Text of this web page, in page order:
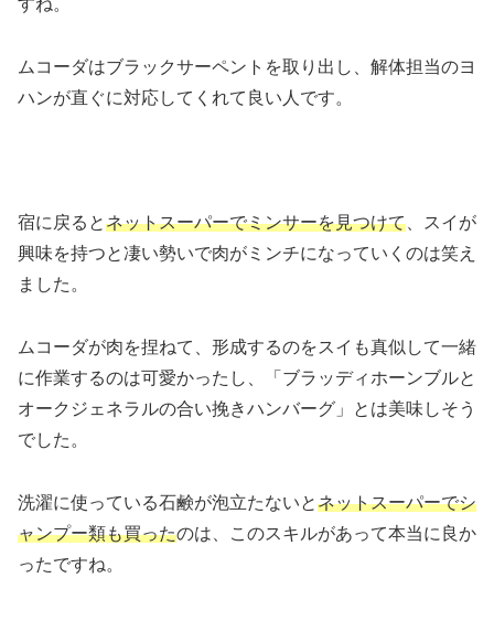
ムコーダはブラックサーペントを取り出し、解体担当のヨ
ハンが直ぐに対応してくれて良い人です。
宿に戻るとネットスーパーでミンサーを見つけて 、スイが
興味を持つと凄い勢いで肉がミンチになっていくのは笑え
ました。
ムコーダが肉を捏ねて、形成するのをスイも真似して一緒
に作業するのは可愛かったし、「ブラッディホーンブルと
オークジェネラルの合い挽きハンバーグ」とは美味しそう
でした。
洗濯に使っている石鹸が泡立たないとネットスーパーでシ
ャンプー類も買ったのは、このスキルがあって本当に良か
ったですね。